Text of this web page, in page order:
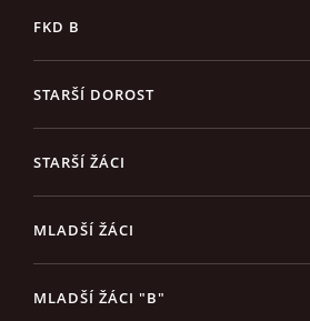
FKD B
STARŠÍ DOROST
STARŠÍ ŽÁCI
MLADŠÍ ŽÁCI
MLADŠÍ ŽÁCI "B"